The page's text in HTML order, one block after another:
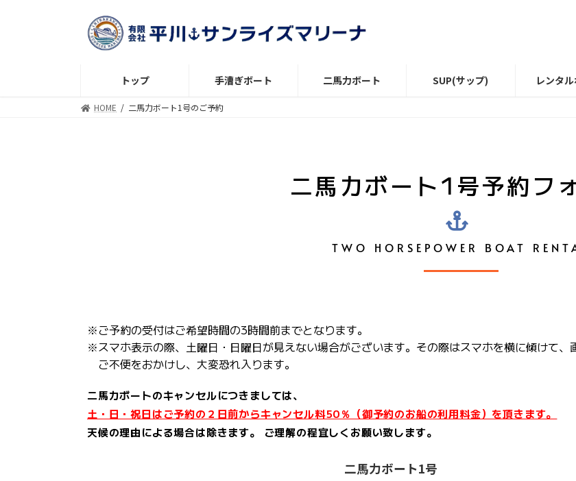
トップ 手漕ぎボート 二馬力ボート SUP(サップ) レンタ
HOME 二馬力ボート1号のご予約
二馬力ボート1号予約フ
TWO HORSEPOWER BOAT
※ご予約の受付はご希望時間の3時間前までとなります。
※スマホ表示の際、土曜日・日曜日が見えない場合がございます。 その際はスマホを横に傾けて、
ご不便をおかけし、大変恐れ入ります。
二馬力ボートのキャンセルにつきましては、
土・日・祝日はご予約の２日前からキャンセル料50％（御予約のお船の利用料金）を頂きます。
天候の理由による場合は除きます。 ご理解の程宜しくお願い致します。
二馬力ボート1号